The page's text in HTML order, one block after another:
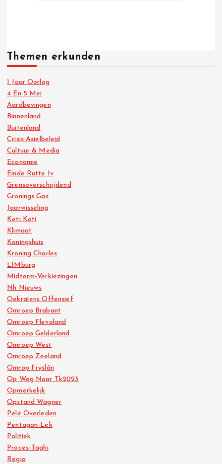
Themen erkunden
1 Jaar Oorlog
4 En 5 Mei
Aardbevingen
Binnenland
Buitenland
Crisis Asielbeleid
Cultuur & Media
Economie
Einde Rutte Iv
Grensoverschrijdend
Gronings Gas
Jaarwisseling
Keti Koti
Klimaat
Koningshuis
Kroning Charles
L1Mburg
Midterm-Verkiezingen
Nh Nieuws
Oekraïens Offensief
Omroep Brabant
Omroep Flevoland
Omroep Gelderland
Omroep West
Omroep Zeeland
Omrop Fryslân
Op Weg Naar Tk2023
Opmerkelijk
Opstand Wagner
Pelé Overleden
Pentagon-Lek
Politiek
Proces-Taghi
Regio